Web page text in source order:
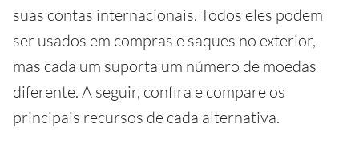
suas contas internacionais. Todos eles podem
ser usados em compras e saques no exterior,
mas cada um suporta um número de moedas
diferente. A seguir, confira e compare os
principais recursos de cada alternativa.